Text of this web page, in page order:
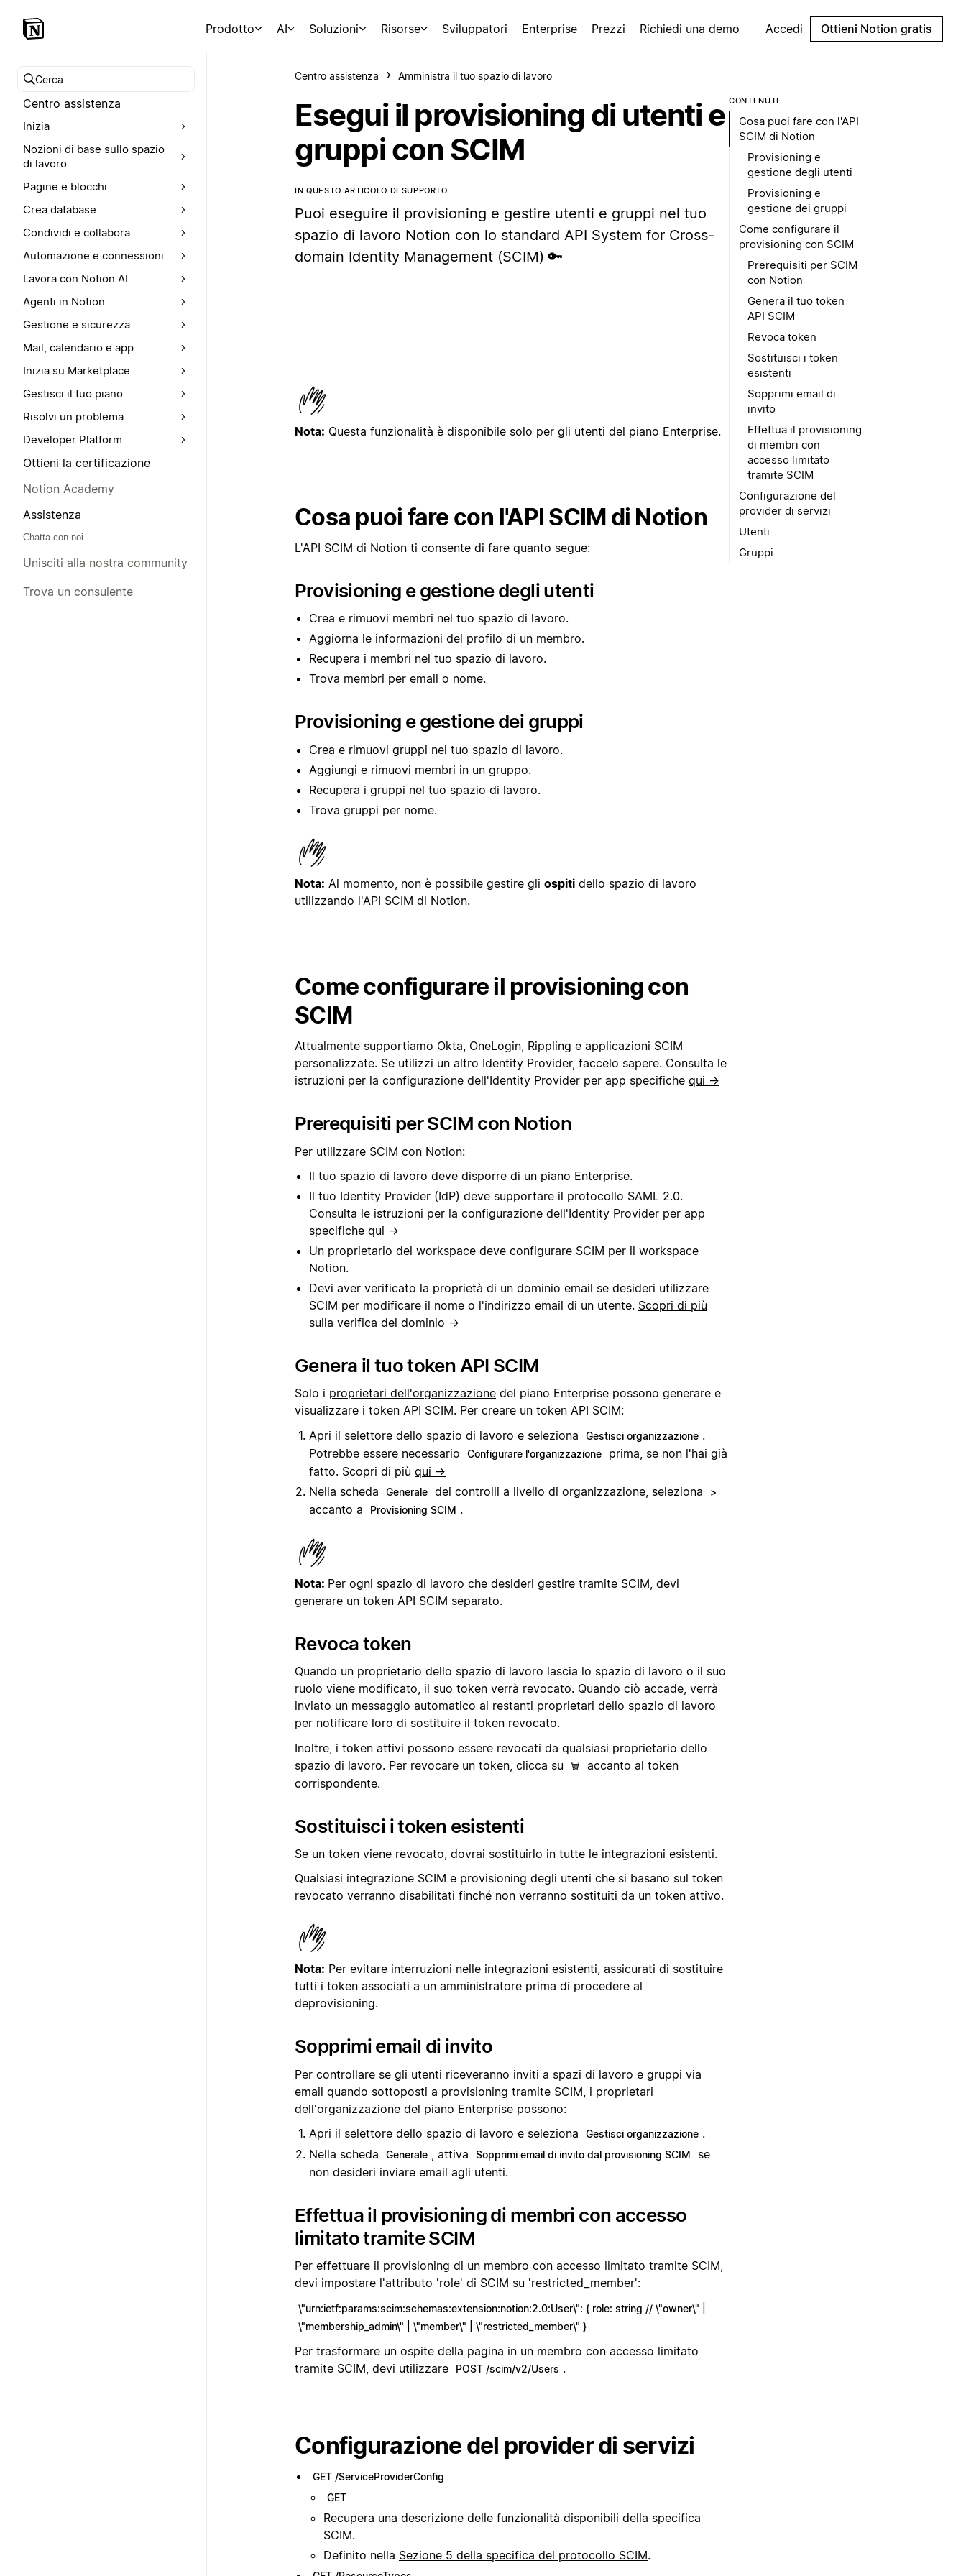
Prodotto AI Soluzioni Risorse Sviluppatori Enterprise Prezzi Richiedi una demo Accedi Ottieni Notion gratis
Cerca nel Centro assistenza
Centro assistenza
Inizia
Nozioni di base sullo spazio
di lavoro
Pagine e blocchi
Crea database
Condividi e collabora
Automazione e connessioni
Lavora con Notion AI
Agenti in Notion
Gestione e sicurezza
Mail, calendario e app
Inizia su Marketplace
Gestisci il tuo piano
Risolvi un problema
Developer Platform
Ottieni la certificazione
Notion Academy
Assistenza
Chatta con noi
Unisciti alla nostra community
Trova un consulente
Centro assistenza Amministra il tuo spazio di lavoro
Esegui il provisioning di utenti e
gruppi con SCIM
IN QUESTO ARTICOLO DI SUPPORTO
Puoi eseguire il provisioning e gestire utenti e gruppi nel tuo
spazio di lavoro Notion con lo standard API System for Cross-
domain Identity Management (SCIM) 🔑
Nota: Questa funzionalità è disponibile solo per gli utenti del piano Enterprise.
Cosa puoi fare con l'API SCIM di Notion
L'API SCIM di Notion ti consente di fare quanto segue:
Provisioning e gestione degli utenti
Crea e rimuovi membri nel tuo spazio di lavoro.
Aggiorna le informazioni del profilo di un membro.
Recupera i membri nel tuo spazio di lavoro.
Trova membri per email o nome.
Provisioning e gestione dei gruppi
Crea e rimuovi gruppi nel tuo spazio di lavoro.
Aggiungi e rimuovi membri in un gruppo.
Recupera i gruppi nel tuo spazio di lavoro.
Trova gruppi per nome.
Nota: Al momento, non è possibile gestire gli ospiti dello spazio di lavoro
utilizzando l'API SCIM di Notion.
Come configurare il provisioning con
SCIM
Attualmente supportiamo Okta, OneLogin, Rippling e applicazioni SCIM
personalizzate. Se utilizzi un altro Identity Provider, faccelo sapere. Consulta le
istruzioni per la configurazione dell'Identity Provider per app specifiche qui →
Prerequisiti per SCIM con Notion
Per utilizzare SCIM con Notion:
Il tuo spazio di lavoro deve disporre di un piano Enterprise.
Il tuo Identity Provider (IdP) deve supportare il protocollo SAML 2.0.
Consulta le istruzioni per la configurazione dell'Identity Provider per app
specifiche qui →
Un proprietario del workspace deve configurare SCIM per il workspace
Notion.
Devi aver verificato la proprietà di un dominio email se desideri utilizzare
SCIM per modificare il nome o l'indirizzo email di un utente. Scopri di più
sulla verifica del dominio →
Genera il tuo token API SCIM
Solo i proprietari dell'organizzazione del piano Enterprise possono generare e
visualizzare i token API SCIM. Per creare un token API SCIM:
Apri il selettore dello spazio di lavoro e seleziona
Gestisci organizzazione .
Potrebbe essere necessario
Configurare l'organizzazione
prima, se non l'hai già
fatto. Scopri di più qui →
Nella scheda
Generale dei controlli a livello di organizzazione, seleziona >
accanto a Provisioning SCIM .
Nota: Per ogni spazio di lavoro che desideri gestire tramite SCIM, devi
generare un token API SCIM separato.
Revoca token
Quando un proprietario dello spazio di lavoro lascia lo spazio di lavoro o il suo
ruolo viene modificato, il suo token verrà revocato. Quando ciò accade, verrà
inviato un messaggio automatico ai restanti proprietari dello spazio di lavoro
per notificare loro di sostituire il token revocato.
Inoltre, i token attivi possono essere revocati da qualsiasi proprietario dello
spazio di lavoro. Per revocare un token, clicca su
🗑
accanto al token
corrispondente.
Sostituisci i token esistenti
Se un token viene revocato, dovrai sostituirlo in tutte le integrazioni esistenti.
Qualsiasi integrazione SCIM e provisioning degli utenti che si basano sul token
revocato verranno disabilitati finché non verranno sostituiti da un token attivo.
Nota: Per evitare interruzioni nelle integrazioni esistenti, assicurati di sostituire
tutti i token associati a un amministratore prima di procedere al
deprovisioning.
Sopprimi email di invito
Per controllare se gli utenti riceveranno inviti a spazi di lavoro e gruppi via
email quando sottoposti a provisioning tramite SCIM, i proprietari
dell'organizzazione del piano Enterprise possono:
Apri il selettore dello spazio di lavoro e seleziona
Gestisci organizzazione .
Nella scheda
Generale , attiva Sopprimi email di invito dal provisioning SCIM
se
non desideri inviare email agli utenti.
Effettua il provisioning di membri con accesso
limitato tramite SCIM
Per effettuare il provisioning di un membro con accesso limitato tramite SCIM,
devi impostare l'attributo 'role' di SCIM su 'restricted_member':
\"urn:ietf:params:scim:schemas:extension:notion:2.0:User\": { role: string // \"owner\" |
\"membership_admin\" | \"member\" | \"restricted_member\" }
Per trasformare un ospite della pagina in un membro con accesso limitato
tramite SCIM, devi utilizzare
POST /scim/v2/Users .
Configurazione del provider di servizi
GET /ServiceProviderConfig
GET
Recupera una descrizione delle funzionalità disponibili della specifica
SCIM.
Definito nella Sezione 5 della specifica del protocollo SCIM.
CONTENUTI
Cosa puoi fare con l'API
SCIM di Notion
Provisioning e
gestione degli utenti
Provisioning e
gestione dei gruppi
Come configurare il
provisioning con SCIM
Prerequisiti per SCIM
con Notion
Genera il tuo token
API SCIM
Revoca token
Sostituisci i token
esistenti
Sopprimi email di
invito
Effettua il provisioning
di membri con
accesso limitato
tramite SCIM
Configurazione del
provider di servizi
Utenti
Gruppi